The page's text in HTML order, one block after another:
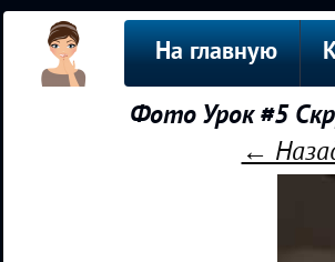
На главную
Фото Урок #5
←